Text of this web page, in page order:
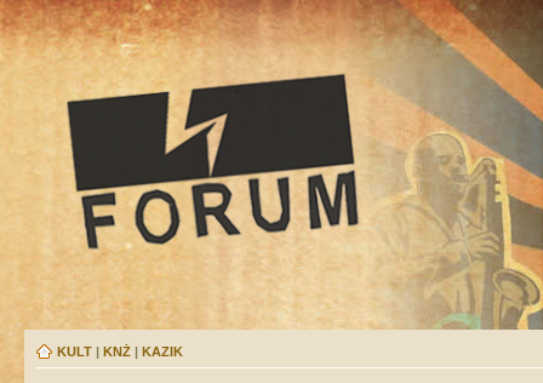
KULT | KNŻ | KAZIK